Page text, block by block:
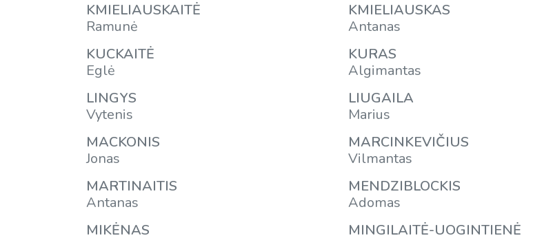
KMIELIAUSKAITĖ
Ramunė
KMIELIAUSKAS
Antanas
KUCKAITĖ
Eglė
KURAS
Algimantas
LINGYS
Vytenis
LIUGAILA
Marius
MACKONIS
Jonas
MARCINKEVIČIUS
Vilmantas
MARTINAITIS
Antanas
MENDZIBLOCKIS
Adomas
MIKĖNAS
MINGILAITĖ-UOGINTIENĖ